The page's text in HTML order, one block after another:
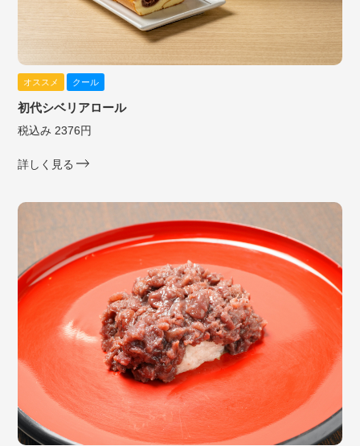
オススメ クール
初代シベリアロール
税込み 2376円
詳しく見る